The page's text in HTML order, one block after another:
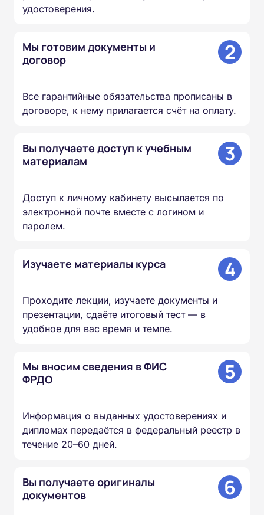
удостоверения.
Мы готовим документы и
договор
2
Все гарантийные обязательства прописаны в
договоре, к нему прилагается счёт на оплату.
Вы получаете доступ к учебным
материалам
3
Доступ к личному кабинету высылается по
электронной почте вместе с логином и
паролем.
Изучаете материалы курса 4
Проходите лекции, изучаете документы и
презентации, сдаёте итоговый тест — в
удобное для вас время и темпе.
Мы вносим сведения в ФИС
ФРДО
5
Информация о выданных удостоверениях и
дипломах передаётся в федеральный реестр в
течение 20–60 дней.
Вы получаете оригиналы
документов
6